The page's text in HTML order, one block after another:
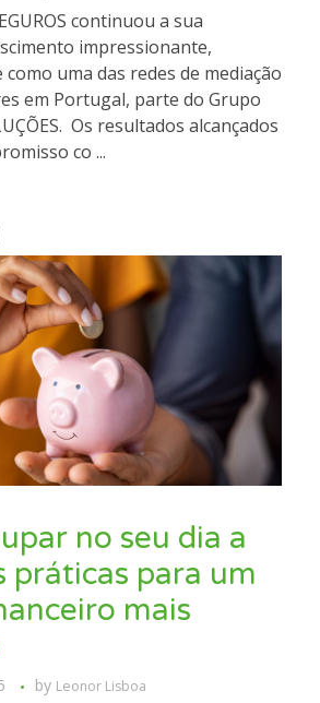
continuou a sua
impressionante,
uma das redes de mediação
em Portugal, parte do Grupo
Os resultados alcançados
co ...
no seu dia a
práticas para um
mais
by Leonor Lisboa